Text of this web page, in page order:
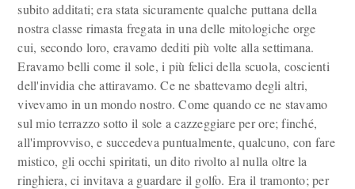
subito additati; era stata sicuramente qualche puttana della
nostra classe rimasta fregata in una delle mitologiche orge
cui, secondo loro, eravamo dediti più volte alla settimana.
Eravamo belli come il sole, i più felici della scuola, coscienti
dell'invidia che attiravamo. Ce ne sbattevamo degli altri,
vivevamo in un mondo nostro. Come quando ce ne stavamo
sul mio terrazzo sotto il sole a cazzeggiare per ore; finché,
all'improvviso, e succedeva puntualmente, qualcuno, con fare
mistico, gli occhi spiritati, un dito rivolto al nulla oltre la
ringhiera, ci invitava a guardare il golfo. Era il tramonto; per